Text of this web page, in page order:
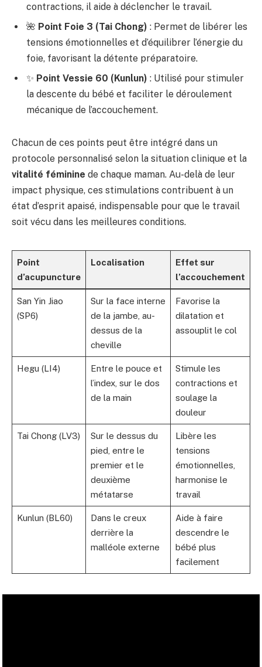
contractions, il aide à déclencher le travail.
🌺 Point Foie 3 (Tai Chong) : Permet de libérer les
tensions émotionnelles et d’équilibrer l’énergie du
foie, favorisant la détente préparatoire.
✨ Point Vessie 60 (Kunlun) : Utilisé pour stimuler
la descente du bébé et faciliter le déroulement
mécanique de l’accouchement.
Chacun de ces points peut être intégré dans un
protocole personnalisé selon la situation clinique et la
vitalité féminine de chaque maman. Au-delà de leur
impact physique, ces stimulations contribuent à un
état d’esprit apaisé, indispensable pour que le travail
soit vécu dans les meilleures conditions.
Point
d’acupuncture
Localisation
Effet sur
l’accouchement
San Yin Jiao
(SP6)
Sur la face interne
de la jambe, au-
dessus de la
cheville
Favorise la
dilatation et
assouplit le col
Hegu (LI4)
Entre le pouce et
l’index, sur le dos
de la main
Stimule les
contractions et
soulage la
douleur
Tai Chong (LV3)
Sur le dessus du
pied, entre le
premier et le
deuxième
métatarse
Libère les
tensions
émotionnelles,
harmonise le
travail
Kunlun (BL60)
Dans le creux
derrière la
malléole externe
Aide à faire
descendre le
bébé plus
facilement